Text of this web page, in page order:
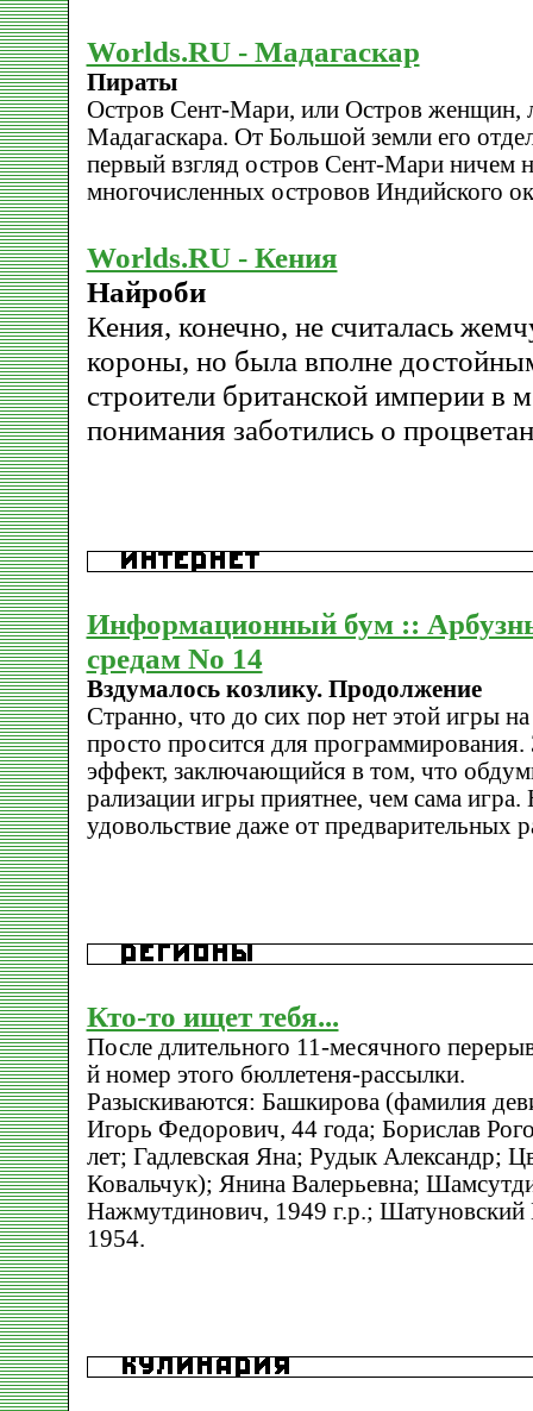
Worlds.RU - Мадагаскар
Пираты
Остров Сент-Мари, или Остров женщин,
Мадагаскара. От Большой земли его
первый взгляд остров Сент-Мари ничем
многочисленных островов Индийского
Worlds.RU - Кения
Найроби
Кения, конечно, не считалась
короны, но была вполне
строители британской империи в
понимания заботились о
Информационный бум ::
средам No 14
Вздумалось козлику. Продолжение
Странно, что до сих пор нет этой игры
просто просится для программирования.
эффект, заключающийся в том, что
рализации игры приятнее, чем сама игра.
удовольствие даже от предварительных
Кто-то ищет тебя...
После длительного 11-месячного
й номер этого бюллетеня-рассылки.
Разыскиваются: Башкирова (фамилия
Игорь Федорович, 44 года; Борислав
лет; Гадлевская Яна; Рудык Александр;
Ковальчук); Янина Валерьевна;
Нажмутдинович, 1949 г.р.; Шатуновский
1954.